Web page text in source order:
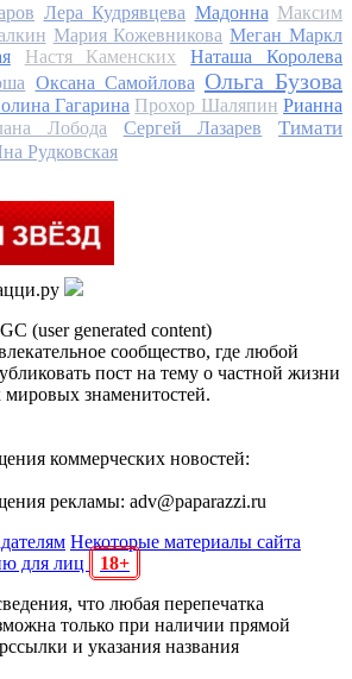
Лера Кудрявцева Мадонна Максим
Мария Кожевникова Меган Маркл
Настя Каменских
Наташа Королева
Оксана Самойлова Ольга Бузова
Гагарина Прохор Шаляпин Рианна
Лобода Сергей Лазарев
Тимати
Рудковская
(user generated content)
сообщество, где любой
пост на тему о частной жизни
знаменитостей.
коммерческих новостей:
рекламы: adv@paparazzi.ru
Некоторые материалы сайта
для лиц
18+
что любая перепечатка
только при наличии прямой
и указания названия